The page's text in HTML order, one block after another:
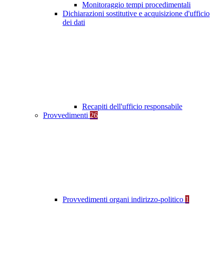
Monitoraggio tempi procedimentali
Dichiarazioni sostitutive e acquisizione d'ufficio
dei dati
Recapiti dell'ufficio responsabile
Provvedimenti 26
Provvedimenti organi indirizzo-politico 1